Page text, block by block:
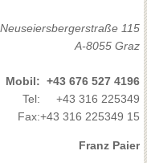
Neuseiersbergerstraße 115
A-8055 Graz
Mobil: +43 676 527 4196
Tel:
+43 316 225349
Fax:+43 316 225349 15
Franz Paier